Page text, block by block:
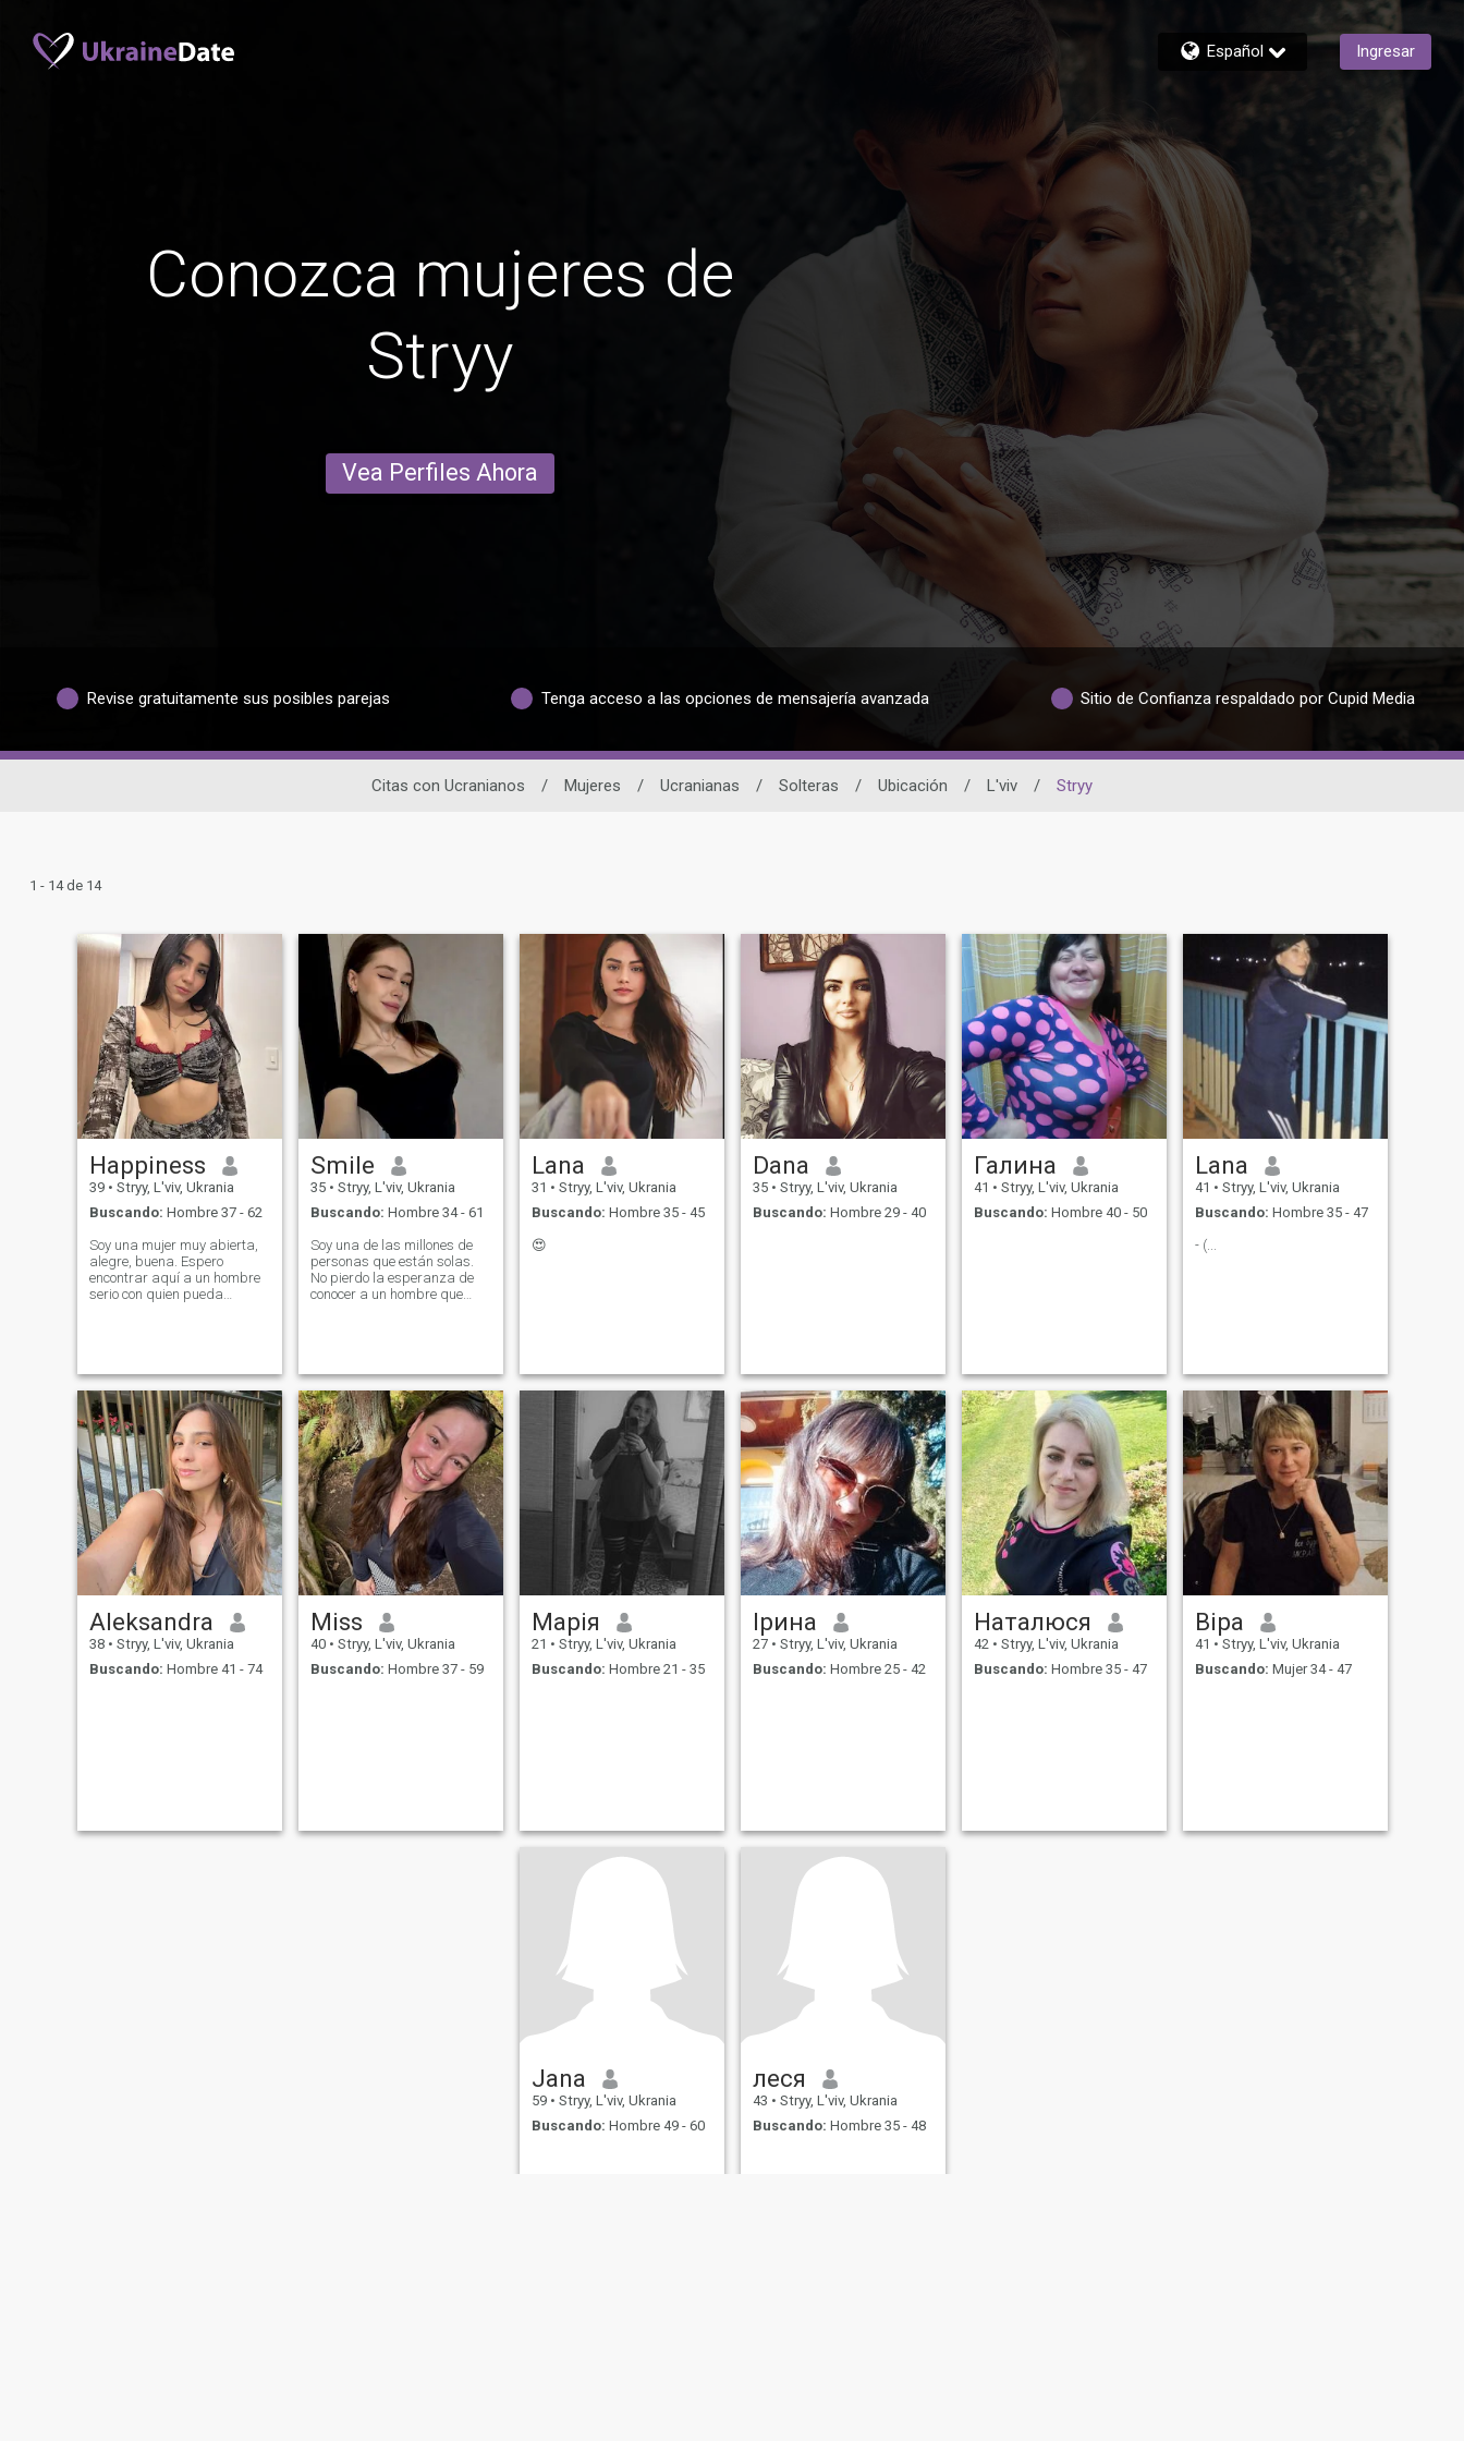
Español Ingresar
Conozca mujeres de
Stryy
Vea Perfiles Ahora
Revise gratuitamente sus posibles parejas Tenga acceso a las opciones de mensajería avanzada Sitio de Confianza respaldado por Cupid Media
Citas con Ucranianos / Mujeres / Ucranianas / Solteras / Ubicación / L'viv / Stryy
1 - 14 de 14
Happiness
39 • Stryy, L'viv, Ukrania
Buscando: Hombre 37 - 62
Soy una mujer muy abierta,
alegre, buena. Espero
encontrar aquí a un hombre
serio con quien pueda
mi método secreto como
hacerlo. Si eres mi hombre,
puedo hacer todo lo posible
por nuestra felicidad y
riqueza, porque soy
profundamente fiel. Soy una
buena y cuidadosa
anfitriona.
Smile
35 • Stryy, L'viv, Ukrania
Buscando: Hombre 34 - 61
Soy una de las millones de
personas que están solas.
No pierdo la esperanza de
conocer a un hombre que
para mí. Y para un hombre
yo mismo me convertiré en un
trasero confiable. Me paro de
pie con bastante confianza.
Tengo un trabajo creativo
fascinante, que se desarrolla
y da una sensación de
realización. Si tú, así como
yo, no solo necesito contacto,
y cercanía con parentesco de
almas y consuelo en el hogar,
y en la relación reina el
entendimiento mutuo y la
actitud cuidadosa, entonces
escriba acerca de su deseo
Lana
31 • Stryy, L'viv, Ukrania
Buscando: Hombre 35 - 45
😍
Dana
35 • Stryy, L'viv, Ukrania
Buscando: Hombre 29 - 40
Галина
41 • Stryy, L'viv, Ukrania
Buscando: Hombre 40 - 50
Lana
41 • Stryy, L'viv, Ukrania
Buscando: Hombre 35 - 47
- (...
Aleksandra
38 • Stryy, L'viv, Ukrania
Buscando: Hombre 41 - 74
Miss
40 • Stryy, L'viv, Ukrania
Buscando: Hombre 37 - 59
Марія
21 • Stryy, L'viv, Ukrania
Buscando: Hombre 21 - 35
Ірина
27 • Stryy, L'viv, Ukrania
Buscando: Hombre 25 - 42
Наталюся
42 • Stryy, L'viv, Ukrania
Buscando: Hombre 35 - 47
Віра
41 • Stryy, L'viv, Ukrania
Buscando: Mujer 34 - 47
Jana
59 • Stryy, L'viv, Ukrania
Buscando: Hombre 49 - 60
леся
43 • Stryy, L'viv, Ukrania
Buscando: Hombre 35 - 48